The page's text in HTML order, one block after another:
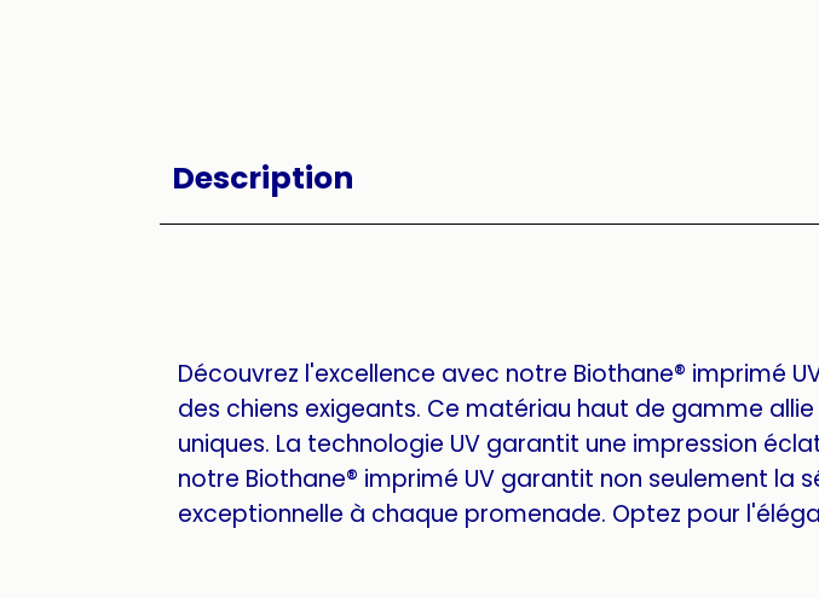
Description
Découvrez l'excellence avec notre Biothane® imprimé
des chiens exigeants. Ce matériau haut de gamme
uniques. La technologie UV garantit une impression
notre Biothane® imprimé UV garantit non seulement la
exceptionnelle à chaque promenade. Optez pour